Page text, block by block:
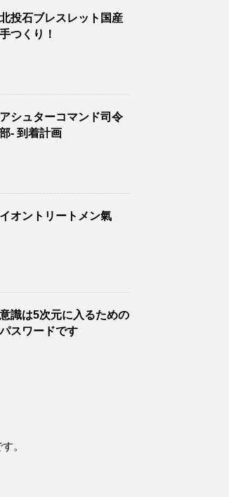
北投石ブレスレット国産
手つくり！
アシュターコマンド司令
部- 到着計画
イオントリートメン氣
意識は5次元に入るための
パスワードです
。